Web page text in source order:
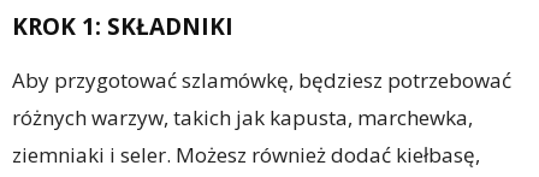
KROK 1: SKŁADNIKI
Aby przygotować szlamówkę, będziesz potrzebować
różnych warzyw, takich jak kapusta, marchewka,
ziemniaki i seler. Możesz również dodać kiełbasę,